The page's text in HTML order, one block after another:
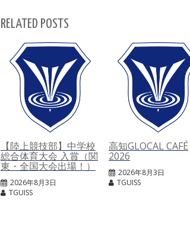
RELATED POSTS
【陸上競技部】中学校
総合体育大会 入賞（関
東・全国大会出場！）
2026年8月3日
TGUISS
高知GLOCAL CAFÉ
2026
2026年8月3日
TGUISS